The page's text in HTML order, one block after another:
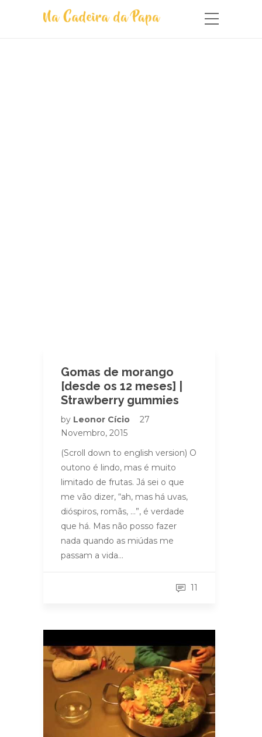
Gomas de morango
[desde os 12 meses] |
Strawberry gummies
by Leonor Cício
27
Novembro, 2015
(Scroll down to english version) O
outono é lindo, mas é muito
limitado de frutas. Já sei o que
me vão dizer, “ah, mas há uvas,
dióspiros, romãs, …”, é verdade
que há. Mas não posso fazer
nada quando as miúdas me
passam a vida…
11